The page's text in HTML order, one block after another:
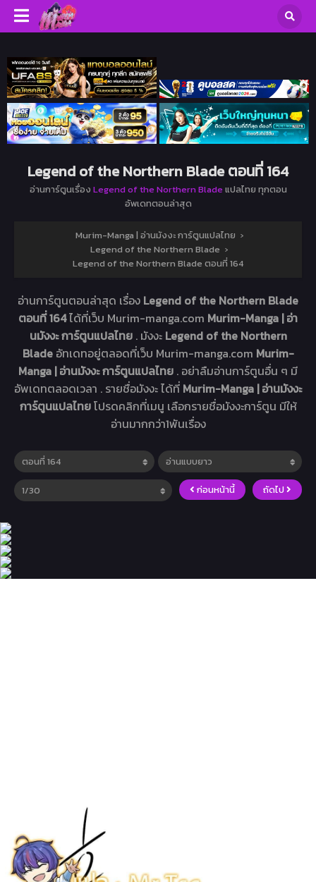
Legend of the Northern Blade ตอนที่ 164
อ่านการ์ตูนเรื่อง Legend of the Northern Blade แปลไทย ทุกตอน
อัพเดทตอนล่าสุด
Murim-Manga | อ่านมังงะ การ์ตูนแปลไทย ›
Legend of the Northern Blade ›
Legend of the Northern Blade ตอนที่ 164
อ่านการ์ตูนตอนล่าสุด เรื่อง Legend of the Northern Blade
ตอนที่ 164ได้ที่เว็บ Murim-manga.com Murim-Manga | อ่า
นมังงะ การ์ตูนแปลไทย . มังงะ Legend of the Northern
Blade อัทเดทอยู่ตลอดที่เว็บ Murim-manga.com Murim-
Manga | อ่านมังงะ การ์ตูนแปลไทย . อย่าลืมอ่านการ์ตูนอื่น ๆ มี
อัพเดทตลอดเวลา . รายชื่อมังงะ ได้ที่ Murim-Manga | อ่านมังงะ
การ์ตูนแปลไทยโปรดคลิกที่เมนู เลือกรายชื่อมังงะการ์ตูน มีให้
อ่านมากกว่า1พันเรื่อง
ก่อนหน้านี้ ถัดไป